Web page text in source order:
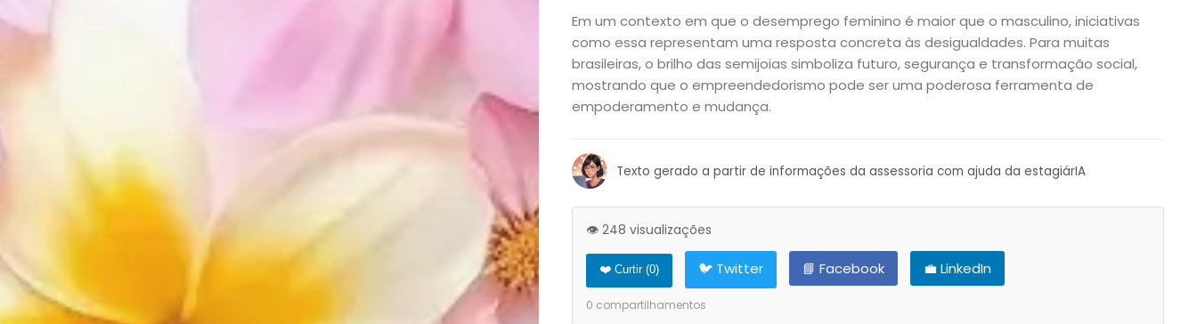
Mães
&
Filhos
Notícias
Opinião
Pets
Receitas
Em um contexto em que o desemprego feminino é maior que o masculino, iniciativas
como essa representam uma resposta concreta às desigualdades. Para muitas
brasileiras, o brilho das semijoias simboliza futuro, segurança e transformação social,
mostrando que o empreendedorismo pode ser uma poderosa ferramenta de
empoderamento e mudança.
Texto gerado a partir de informações da assessoria com ajuda da estagiárIA
👁️ 248 visualizações
❤️ Curtir (0) 🐦 Twitter 📘 Facebook 💼 LinkedIn
0 compartilhamentos